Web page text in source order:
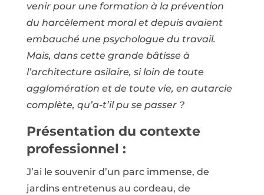
venir pour une formation à la prévention
du harcèlement moral et depuis avaient
embauché une psychologue du travail.
Mais, dans cette grande bâtisse à
l’architecture asilaire, si loin de toute
agglomération et de toute vie, en autarcie
complète, qu’a-t’il pu se passer ?
Présentation du contexte
professionnel :
J’ai le souvenir d’un parc immense, de
jardins entretenus au cordeau, de